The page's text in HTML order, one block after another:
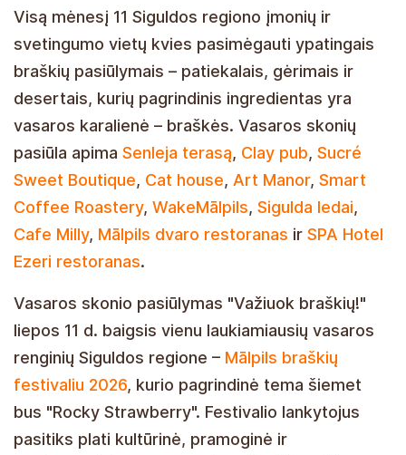
Visą mėnesį 11 Siguldos regiono įmonių ir
svetingumo vietų kvies pasimėgauti ypatingais
braškių pasiūlymais – patiekalais, gėrimais ir
desertais, kurių pagrindinis ingredientas yra
vasaros karalienė – braškės. Vasaros skonių
pasiūla apima Senleja terasą, Clay pub, Sucré
Sweet Boutique, Cat house, Art Manor, Smart
Coffee Roastery, WakeMālpils, Sigulda ledai,
Cafe Milly, Mālpils dvaro restoranas ir SPA Hotel
Ezeri restoranas.
Vasaros skonio pasiūlymas "Važiuok braškių!"
liepos 11 d. baigsis vienu laukiamiausių vasaros
renginių Siguldos regione – Mālpils braškių
festivaliu 2026, kurio pagrindinė tema šiemet
bus "Rocky Strawberry". Festivalio lankytojus
pasitiks plati kultūrinė, pramoginė ir